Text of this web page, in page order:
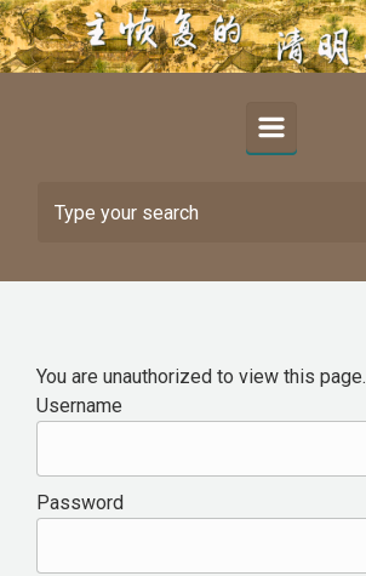
Skip to main content
You are unauthorized to view this page.
Username
Password